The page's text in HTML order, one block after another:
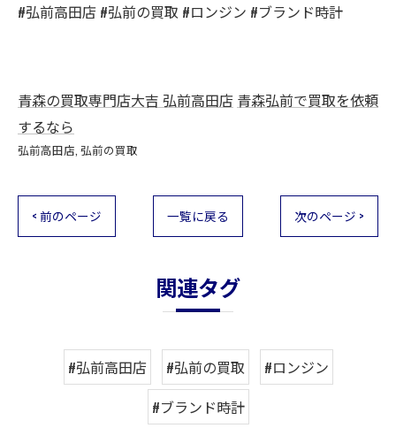
#弘前高田店 #弘前の買取 #ロンジン #ブランド時計
青森の買取専門店大吉 弘前高田店 青森弘前で買取を依頼
するなら
弘前高田店 弘前の買取
< 前のページ 一覧に戻る 次のページ >
関連タグ
#弘前高田店 #弘前の買取
#ロンジン
#ブランド時計